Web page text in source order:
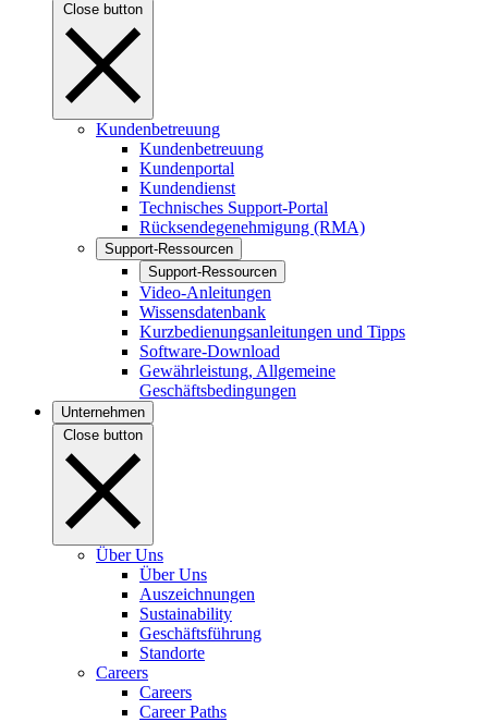
Close button
Kundenbetreuung
Kundenbetreuung
Kundenportal
Kundendienst
Technisches Support-Portal
Rücksendegenehmigung (RMA)
Support-Ressourcen
Support-Ressourcen
Video-Anleitungen
Wissensdatenbank
Kurzbedienungsanleitungen und Tipps
Software-Download
Gewährleistung, Allgemeine
Geschäftsbedingungen
Unternehmen
Close button
Über Uns
Über Uns
Auszeichnungen
Sustainability
Geschäftsführung
Standorte
Careers
Careers
Career Paths